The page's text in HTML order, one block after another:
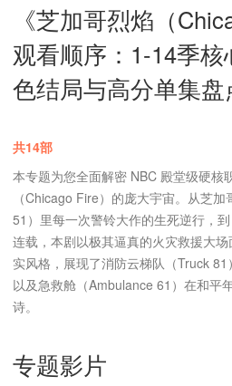
《芝加哥烈焰（
观看顺序：1-14季
色结局与高分单集盘
共14部
本专题为您全面解密 NBC 殿堂级硬核
（Chicago Fire）的庞大宇宙。从芝
51）里每一次警铃大作的生死逆行，
连载，本剧以极其逼真的火灾救援大
实风格，展现了消防云梯队（Truck 81
以及急救舱（Ambulance 61）在和平
诗。
专题影片